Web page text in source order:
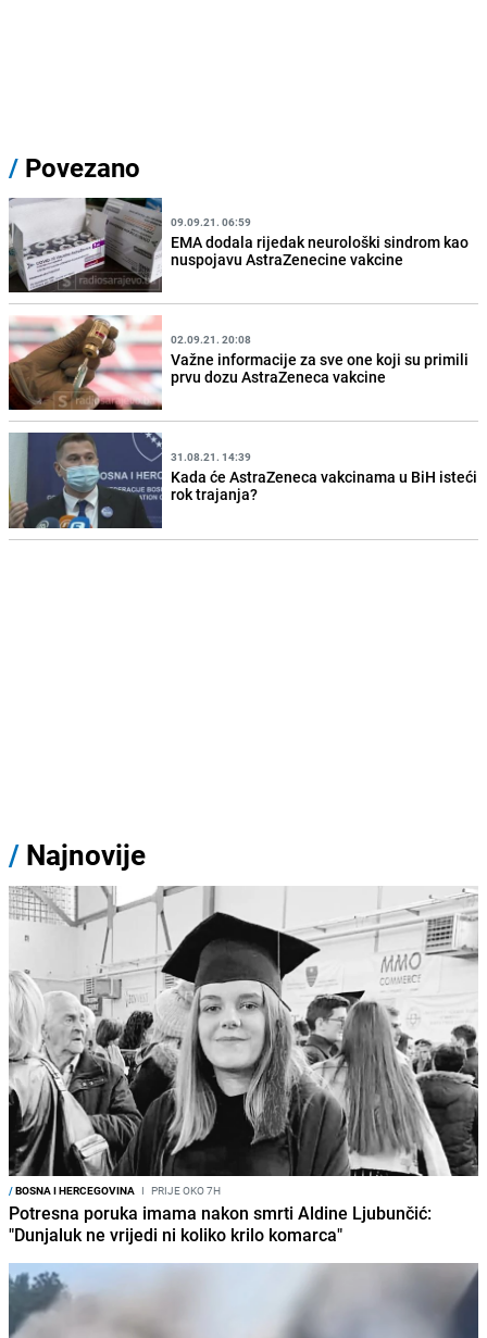
/ Povezano
09.09.21. 06:59
EMA dodala rijedak neurološki sindrom kao
nuspojavu AstraZenecine vakcine
02.09.21. 20:08
Važne informacije za sve one koji su primili
prvu dozu AstraZeneca vakcine
31.08.21. 14:39
Kada će AstraZeneca vakcinama u BiH isteći
rok trajanja?
/ Najnovije
/BOSNA I HERCEGOVINA I PRIJE OKO 7H
Potresna poruka imama nakon smrti Aldine Ljubunčić:
"Dunjaluk ne vrijedi ni koliko krilo komarca"